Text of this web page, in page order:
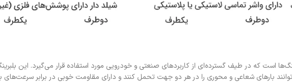
است که در طیف گسترده‌ای از کاربردهای صنعتی و خودرویی مورد استفاده قرار می‌گیرد. این
بارهای شعاعی و محوری را در هر دو جهت تحمل کنند و دارای مقاومت خوبی در برابر سرعت‌های